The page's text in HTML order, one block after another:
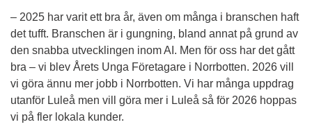
– 2025 har varit ett bra år, även om många i branschen haft
det tufft. Branschen är i gungning, bland annat på grund av
den snabba utvecklingen inom AI. Men för oss har det gått
bra – vi blev Årets Unga Företagare i Norrbotten. 2026 vill
vi göra ännu mer jobb i Norrbotten. Vi har många uppdrag
utanför Luleå men vill göra mer i Luleå så för 2026 hoppas
vi på fler lokala kunder.